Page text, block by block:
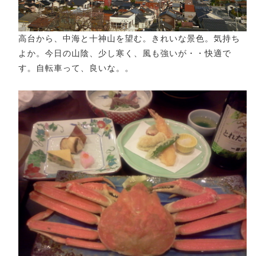
高台から、中海と十神山を望む。きれいな景色。気持ち
よか。今日の山陰、少し寒く、風も強いが・・快適で
す。自転車って、良いな。。